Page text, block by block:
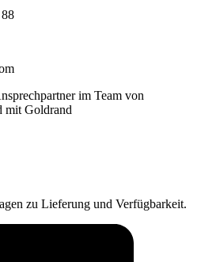
zu Lieferung und Verfügbarkeit.